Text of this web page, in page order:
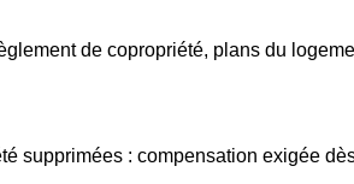
de copropriété, plans du
supprimées : compensation exigée